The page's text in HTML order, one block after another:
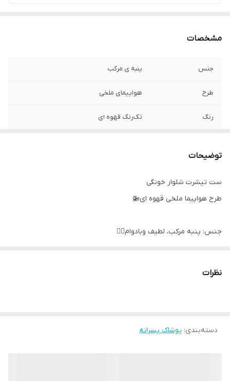
مشخصات
جنس پنبه ی مرکب
طرح هواپیمای ملخی
رنگ تک‌رنگ قهوه ای
توضیحات
ست تیشرت شلوار خونگی
طرح هواپیما ملخی قهوه ای🚁
جنس: پنبه مرکب، لطیف وبادوام👌🏻
مناسب حدود ۱ تا ۷ سال
سایز۴۰: پهنا ۳۰، قدبلوز ۳۸، قدشلوار۵۳
نظرات
دسته‌بندی: پوشاک پسرانه